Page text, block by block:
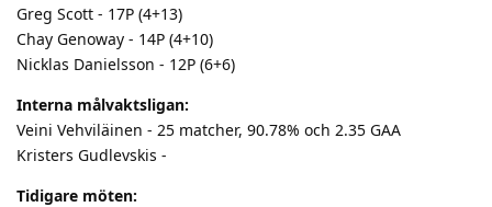
Greg Scott - 17P (4+13)
Chay Genoway - 14P (4+10)
Nicklas Danielsson - 12P (6+6)
Interna målvaktsligan:
Veini Vehviläinen - 25 matcher, 90.78% och 2.35 GAA
Kristers Gudlevskis -
Tidigare möten: